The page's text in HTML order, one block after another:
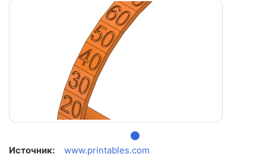
Источник:
www.printables.com